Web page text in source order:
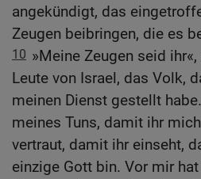
angekündigt, das
Zeugen beibringen, die es
10 »Meine Zeugen seid
Leute von Israel, das Volk,
meinen Dienst gestellt
meines Tuns, damit ihr
vertraut, damit ihr einseht,
einzige Gott bin. Vor mir